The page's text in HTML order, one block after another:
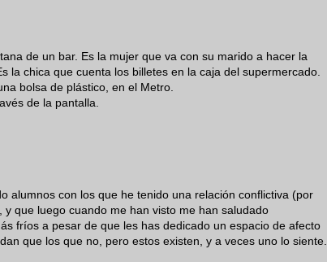
de un bar. Es la mujer que va con su marido a hacer la
la chica que cuenta los billetes en la caja del supermercado.
bolsa de plástico, en el Metro.
de la pantalla.
alumnos con los que he tenido una relación conflictiva (por
que luego cuando me han visto me han saludado
fríos a pesar de que les has dedicado un espacio de afecto
que los que no, pero estos existen, y a veces uno lo siente.